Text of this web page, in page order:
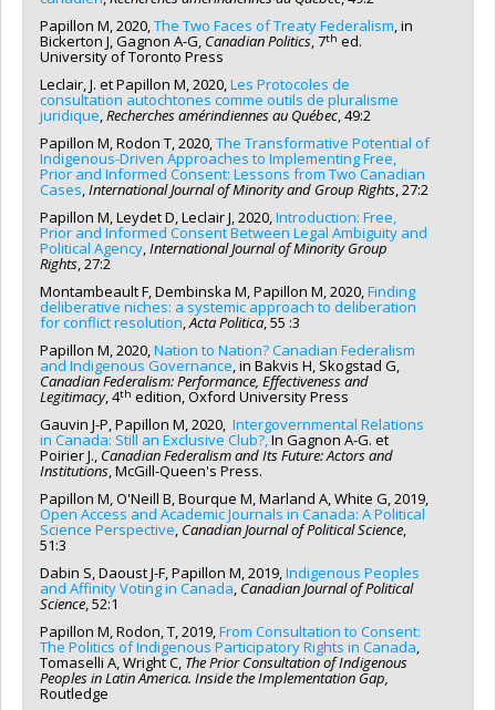
Papillon M, 2020,The Two Faces of Treaty Federalism, in
Bickerton J, Gagnon A-G, Canadian Politics, 7th ed.
University of Toronto Press
Leclair, J. et Papillon M, 2020,Les Protocoles de
consultation autochtones comme outils de pluralisme
juridique,Recherches amérindiennes au Québec, 49:2
Papillon M, Rodon T, 2020,The Transformative Potential of
Indigenous-Driven Approaches to Implementing Free,
Prior and Informed Consent: Lessons from Two Canadian
Cases,International Journal of Minority and Group Rights, 27:2
Papillon M, Leydet D, Leclair J, 2020,Introduction: Free,
Prior and Informed Consent Between Legal Ambiguity and
Political Agency,International Journal of Minority Group
Rights, 27:2
Montambeault F, Dembinska M, Papillon M, 2020,Finding
deliberative niches: a systemic approach to deliberation
for conflict resolution,Acta Politica, 55 :3
Papillon M, 2020,Nation to Nation? Canadian Federalism
and Indigenous Governance, in Bakvis H, Skogstad G,
Canadian Federalism: Performance, Effectiveness and
Legitimacy, 4th edition, Oxford University Press
Gauvin J-P, Papillon M, 2020, Intergovernmental Relations
in Canada: Still an Exclusive Club?,In Gagnon A-G. et
Poirier J., Canadian Federalism and Its Future: Actors and
Institutions, McGill-Queen's Press.
Papillon M, O'Neill B, Bourque M, Marland A, White G, 2019,
Open Access and Academic Journals in Canada: A Political
Science Perspective, Canadian Journal of Political Science,
51:3
Dabin S, Daoust J-F, Papillon M, 2019,Indigenous Peoples
and Affinity Voting in Canada, Canadian Journal of Political
Science, 52:1
Papillon M, Rodon, T, 2019,From Consultation to Consent:
The Politics of Indigenous Participatory Rights in Canada,
Tomaselli A, Wright C, The Prior Consultation of Indigenous
Peoples in Latin America. Inside theImplementation Gap,
Routledge